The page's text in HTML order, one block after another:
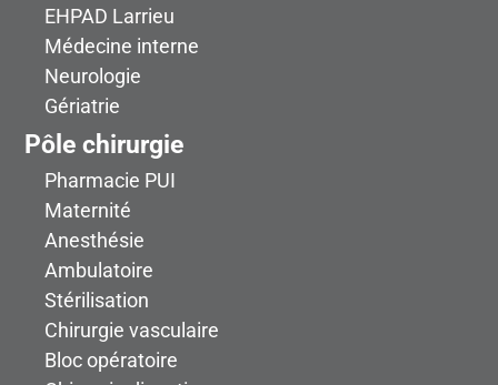
EHPAD Larrieu
Médecine interne
Neurologie
Gériatrie
Pôle chirurgie
Pharmacie PUI
Maternité
Anesthésie
Ambulatoire
Stérilisation
Chirurgie vasculaire
Bloc opératoire